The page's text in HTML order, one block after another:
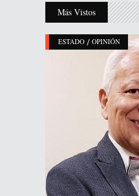
Más Vistos
ESTADO / OPINIÓN